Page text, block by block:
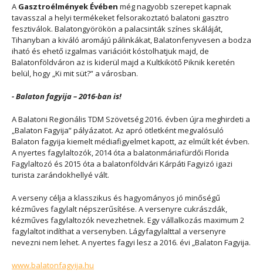
A Gasztroélmények Évében még nagyobb szerepet kapnak
tavasszal a helyi termékeket felsorakoztató balatoni gasztro
fesztiválok. Balatongyörökön a palacsinták színes skáláját,
Tihanyban a kiváló aromájú pálinkákat, Balatonfenyvesen a bodza
iható és ehető izgalmas variációit kóstolhatjuk majd, de
Balatonföldváron az is kiderül majd a Kultkikötő Piknik keretén
belül, hogy „Ki mit süt?” a városban.
- Balaton fagyija – 2016-ban is!
A Balatoni Regionális TDM Szövetség 2016. évben újra meghirdeti a
„Balaton Fagyija” pályázatot. Az apró ötletként megvalósuló
Balaton fagyija kiemelt médiafigyelmet kapott, az elmúlt két évben.
A nyertes fagylaltozók, 2014 óta a balatonmáriafürdői Florida
Fagylaltozó és 2015 óta a balatonföldvári Kárpáti Fagyizó igazi
turista zarándokhellyé vált.
A verseny célja a klasszikus és hagyományos jó minőségű
kézműves fagylalt népszerűsítése. A versenyre cukrászdák,
kézműves fagylaltozók nevezhetnek. Egy vállalkozás maximum 2
fagylaltot indíthat a versenyben. Lágyfagylalttal a versenyre
nevezni nem lehet. A nyertes fagyi lesz a 2016. évi „Balaton Fagyija.
www.balatonfagyija.hu